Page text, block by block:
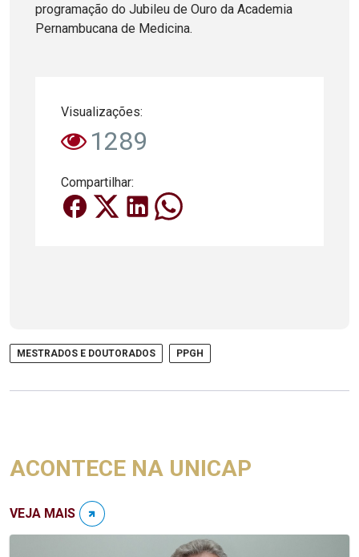
programação do Jubileu de Ouro da Academia
Pernambucana de Medicina.
Visualizações:
1289
Compartilhar:
MESTRADOS E DOUTORADOS PPGH
ACONTECE NA UNICAP
VEJA MAIS